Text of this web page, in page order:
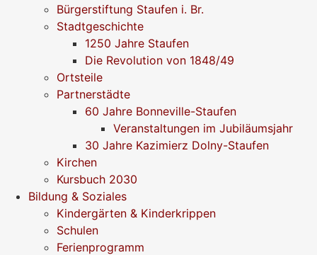
Bürgerstiftung Staufen i. Br.
Stadtgeschichte
1250 Jahre Staufen
Die Revolution von 1848/49
Ortsteile
Partnerstädte
60 Jahre Bonneville-Staufen
Veranstaltungen im Jubiläumsjahr
30 Jahre Kazimierz Dolny-Staufen
Kirchen
Kursbuch 2030
Bildung & Soziales
Kindergärten & Kinderkrippen
Schulen
Ferienprogramm